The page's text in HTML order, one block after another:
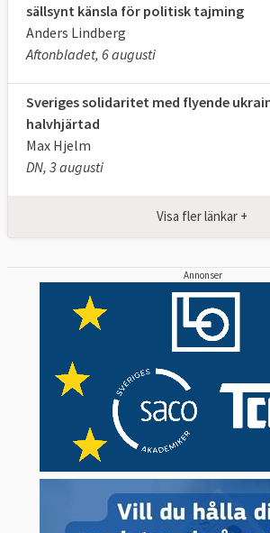
sällsynt känsla för politisk tajming
Anders Lindberg
Aftonbladet, 6 augusti
Sveriges solidaritet med flyende
halvhjärtad
Max Hjelm
DN, 3 augusti
Visa fler länkar +
Annonser